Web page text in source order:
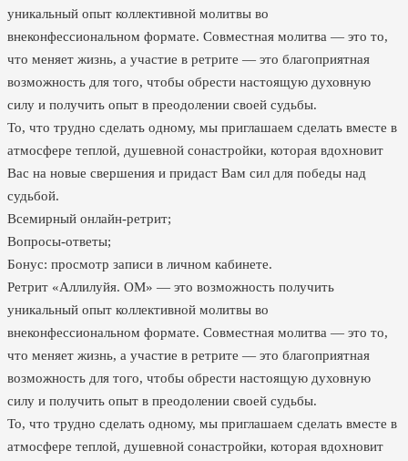
уникальный опыт коллективной молитвы во
внеконфессиональном формате. Совместная молитва — это то,
что меняет жизнь, а участие в ретрите — это благоприятная
возможность для того, чтобы обрести настоящую духовную
силу и получить опыт в преодолении своей судьбы.
То, что трудно сделать одному, мы приглашаем сделать вместе в
атмосфере теплой, душевной сонастройки, которая вдохновит
Вас на новые свершения и придаст Вам сил для победы над
судьбой.
Всемирный онлайн-ретрит;
Вопросы-ответы;
Бонус: просмотр записи в личном кабинете.
Ретрит «Аллилуйя. ОМ» — это возможность получить
уникальный опыт коллективной молитвы во
внеконфессиональном формате. Совместная молитва — это то,
что меняет жизнь, а участие в ретрите — это благоприятная
возможность для того, чтобы обрести настоящую духовную
силу и получить опыт в преодолении своей судьбы.
То, что трудно сделать одному, мы приглашаем сделать вместе в
атмосфере теплой, душевной сонастройки, которая вдохновит